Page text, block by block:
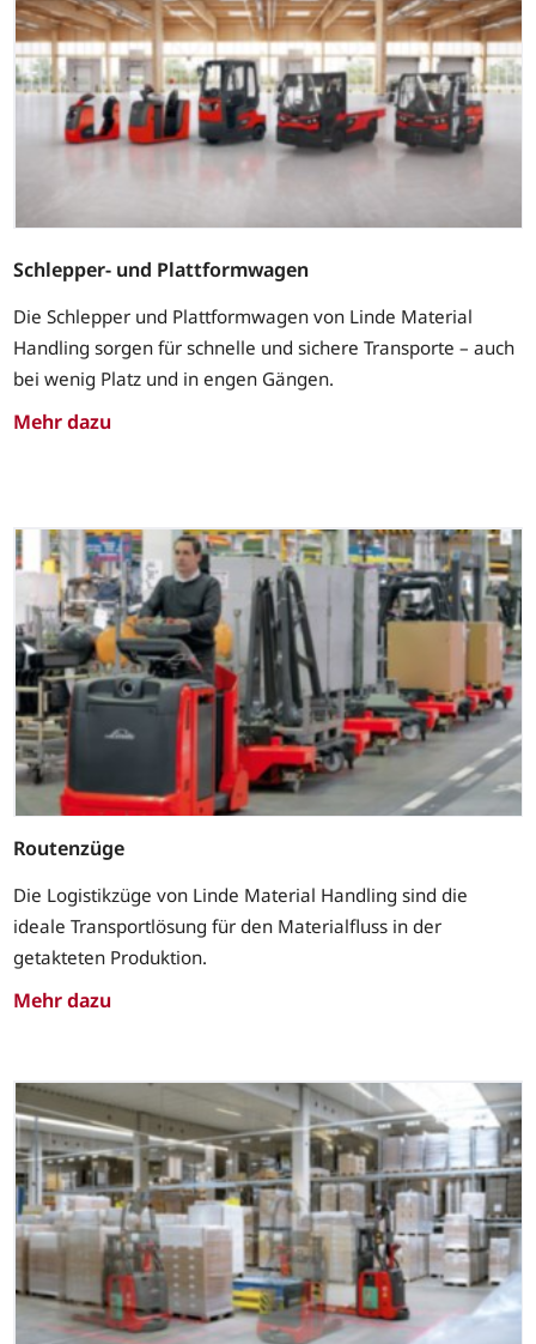
Schlepper- und Plattformwagen
Die Schlepper und Plattformwagen von Linde Material
Handling sorgen für schnelle und sichere Transporte – auch
bei wenig Platz und in engen Gängen.
Mehr dazu
Routenzüge
Die Logistikzüge von Linde Material Handling sind die
ideale Transportlösung für den Materialfluss in der
getakteten Produktion.
Mehr dazu